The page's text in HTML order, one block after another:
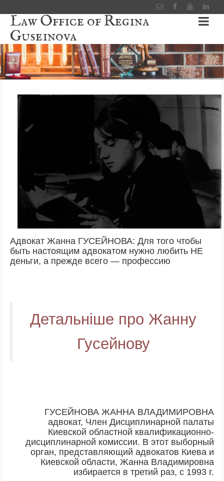
Law Office of Regina
Guseinova
Адвокат Жанна ГУСЕЙНОВА: Для того чтобы
быть настоящим адвокатом нужно любить НЕ
деньги, а прежде всего — профессию
Детальніше про Жанну
Гусейнову
ГУСЕЙНОВА ЖАННА ВЛАДИМИРОВНА
адвокат, Член Дисциплинарной палаты
Киевской областной квалификационно-
дисциплинарной комиссии. В этот выборный
орган, представляющий адвокатов Киева и
Киевской области, Жанна Владимировна
избирается в третий раз, с 1993 г.